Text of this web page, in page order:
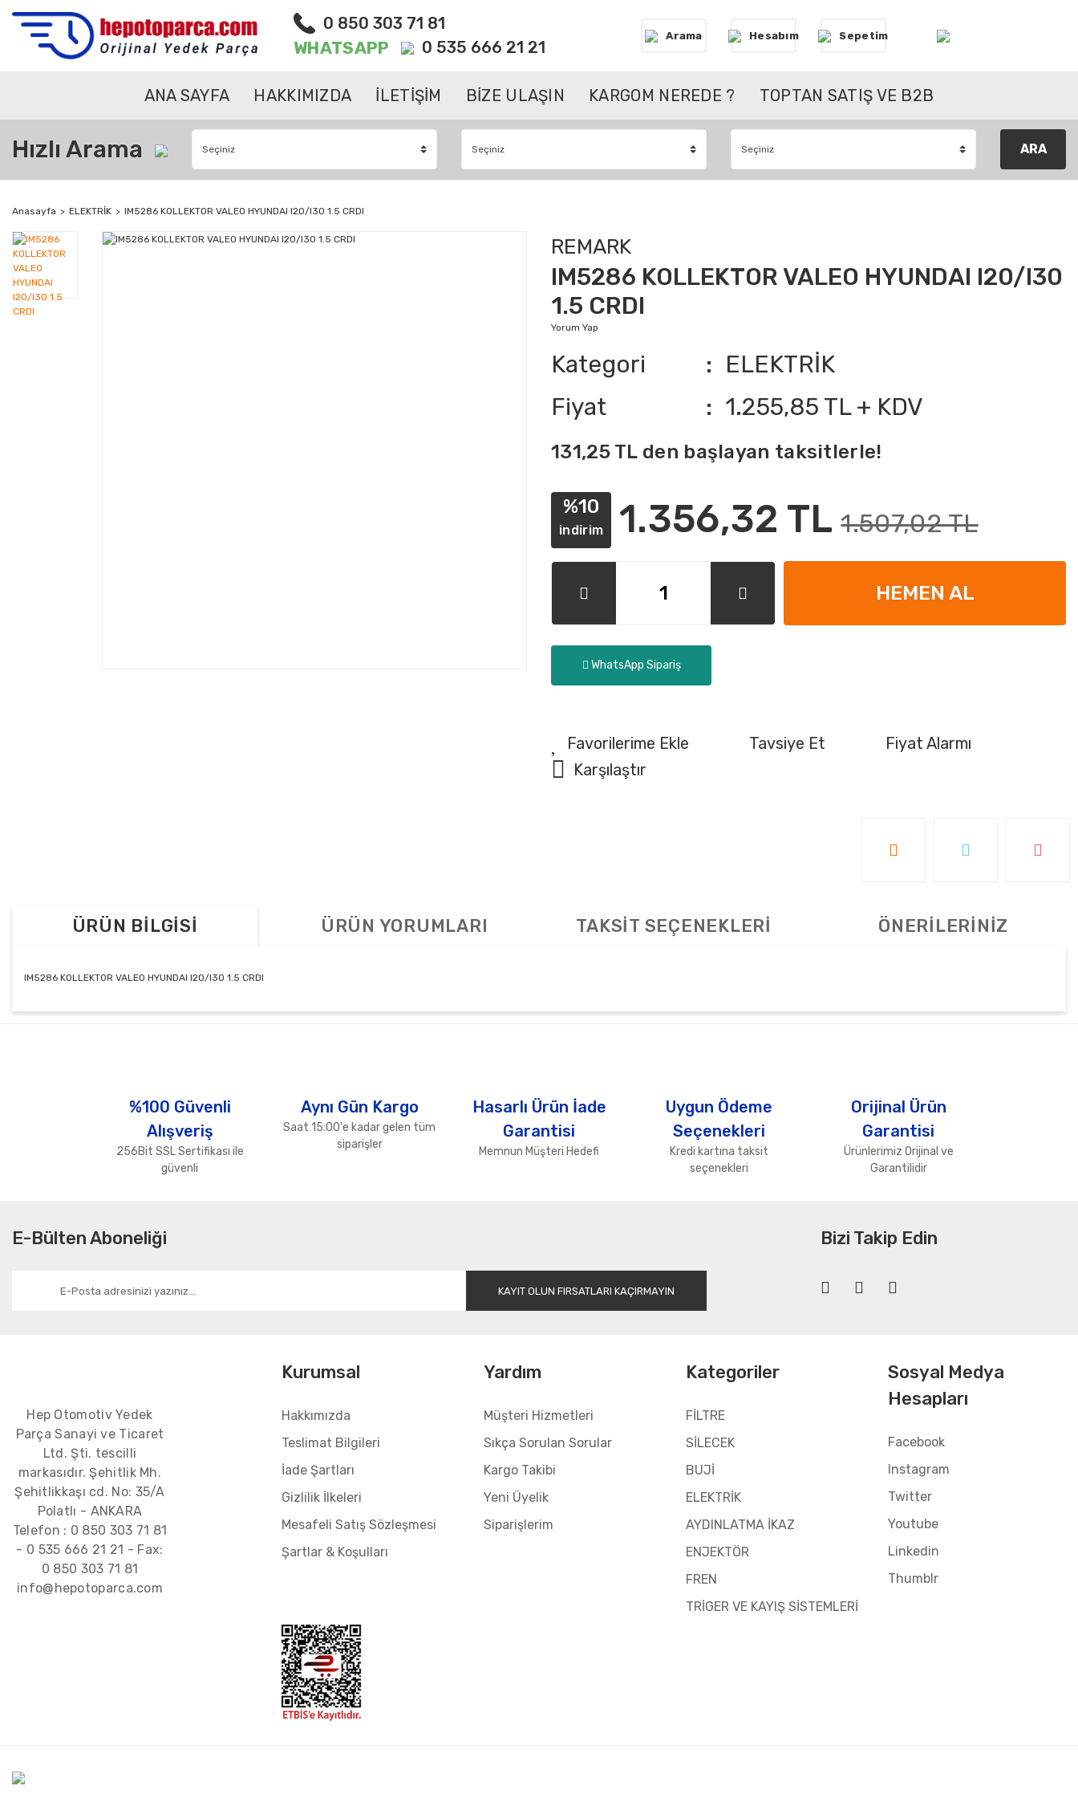
0 850 303 71 81
WHATSAPP 0 535 666 21 21
Arama Hesabım Sepetim
ANA SAYFA HAKKIMIZDA İLETİŞİM BİZE ULAŞIN KARGOM NEREDE ? TOPTAN SATIŞ VE B2B
Hızlı Arama ARA
Anasayfa ELEKTRİK IM5286 KOLLEKTOR VALEO HYUNDAI I20/I30 1.5 CRDI
REMARK
IM5286 KOLLEKTOR VALEO HYUNDAI I20/I30
1.5 CRDI
Yorum Yap
Kategori
ELEKTRİK
Fiyat
1.255,85 TL + KDV
131,25 TL den başlayan taksitlerle!
%10
indirim 1.356,32 TL 1.507,02 TL
HEMEN AL
WhatsApp Sipariş
Tavsiye Et
Fiyat Alarmı
Karşılaştır
ÜRÜN BİLGİSİ ÜRÜN YORUMLARI TAKSİT SEÇENEKLERİ ÖNERİLERİNİZ
IM5286 KOLLEKTOR VALEO HYUNDAI I20/I30 1.5 CRDI
Ürün fiyatı diğer sitelerden daha pahalı.
Bu ürüne benzer farklı alternatifler olmalı.
Gönder
%100 Güvenli
Alışveriş
256Bit SSL Sertifikası ile
güvenli
Aynı Gün Kargo
Saat 15:00'e kadar gelen tüm
siparişler
Hasarlı Ürün İade
Garantisi
Memnun Müşteri Hedefi
Uygun Ödeme
Seçenekleri
Kredi kartına taksit
seçenekleri
Orijinal Ürün
Garantisi
Ürünlerimiz Orijinal ve
Garantilidir
E-Bülten Aboneliği
KAYIT OLUN FIRSATLARI KAÇIRMAYIN
Bizi Takip Edin
Hep Otomotiv Yedek
Parça Sanayi ve Ticaret
Ltd. Şti. tescilli
markasıdır. Şehitlik Mh.
Şehitlikkaşı cd. No: 35/A
Polatlı - ANKARA
Telefon : 0 850 303 71 81
- 0 535 666 21 21 - Fax:
0 850 303 71 81
info@hepotoparca.com
Kurumsal
Hakkımızda
Teslimat Bilgileri
İade Şartları
Gizlilik İlkeleri
Mesafeli Satış Sözleşmesi
Şartlar & Koşulları
Yardım
Müşteri Hizmetleri
Sıkça Sorulan Sorular
Kargo Takibi
Yeni Üyelik
Siparişlerim
Kategoriler
FİLTRE
SİLECEK
BUJİ
ELEKTRİK
AYDINLATMA İKAZ
ENJEKTÖR
FREN
TRİGER VE KAYIŞ SİSTEMLERİ
Sosyal Medya
Hesapları
Facebook
Instagram
Twitter
Youtube
Linkedin
Thumblr